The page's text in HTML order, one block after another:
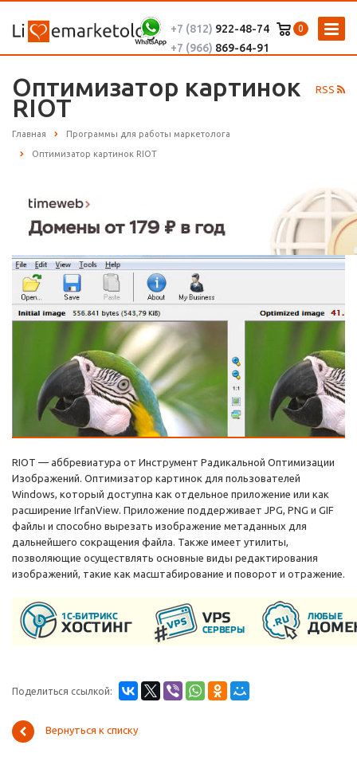
0
+7 (812) 922-48-74
+7 (966) 869-64-91
RSS
Оптимизатор картинок
RIOT
Главная Программы для работы маркетолога
Оптимизатор картинок RIOT
RIOT — аббревиатура от Инструмент Радикальной Оптимизации
Изображений. Оптимизатор картинок для пользователей
Windows, который доступна как отдельное приложение или как
расширение IrfanView. Приложение поддерживает JPG, PNG и GIF
файлы и способно вырезать изображение метаданных для
дальнейшего сокращения файла. Также имеет утилиты,
позволяющие осуществлять основные виды редактирования
изображений, такие как масштабирование и поворот и отражение.
Поделиться ссылкой:
Вернуться к списку